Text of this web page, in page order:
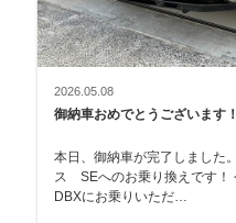
2026.05.08
御納車おめでとうございます！
本日、御納車が完了しました。 今回は、ランボルギーニ ウル
ス SEへのお乗り換えです！ 今までは、アストンマーティン
DBXにお乗りいただ…